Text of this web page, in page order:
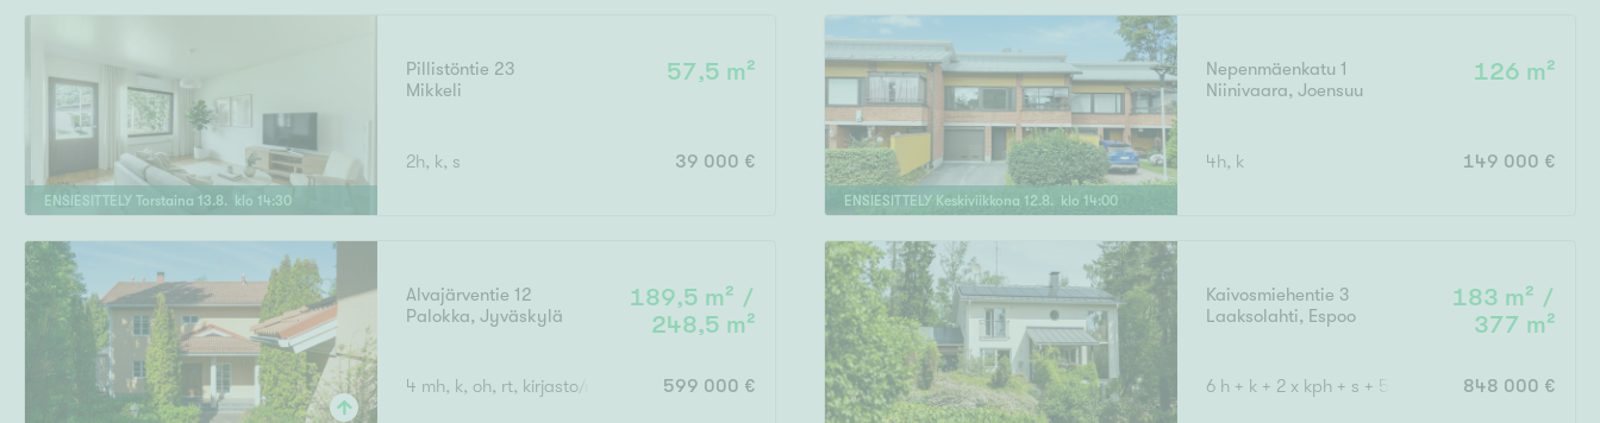
ENSIESITTELY Torstaina 13.8. klo 14:30
Pillistöntie 23
Mikkeli
57,5 m²
2h, k, s 39 000 €
ENSIESITTELY Keskiviikkona 12.8. klo 14:00
Nepenmäenkatu 1
Niinivaara,Joensuu
126 m²
4h, k 149 000 €
Alvajärventie 12
Palokka,Jyväskylä
189,5 m² /
248,5 m²
4 mh, k, oh, rt, kirjasto/mh, kph x 2, s, khh, 2x erill. wc, 3x vh
599 000 €
Kaivosmiehentie 3
Laaksolahti, Espoo
183 m² /
377 m²
6 h + k + 2 x kph + s + 5 x wc 848 000 €